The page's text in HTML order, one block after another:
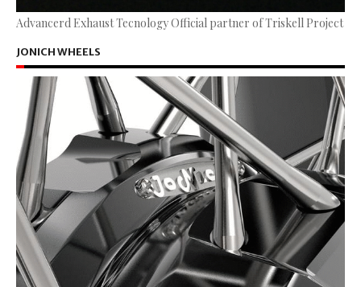
Advancerd Exhaust Tecnology Official partner of Triskell Project
JONICH WHEELS